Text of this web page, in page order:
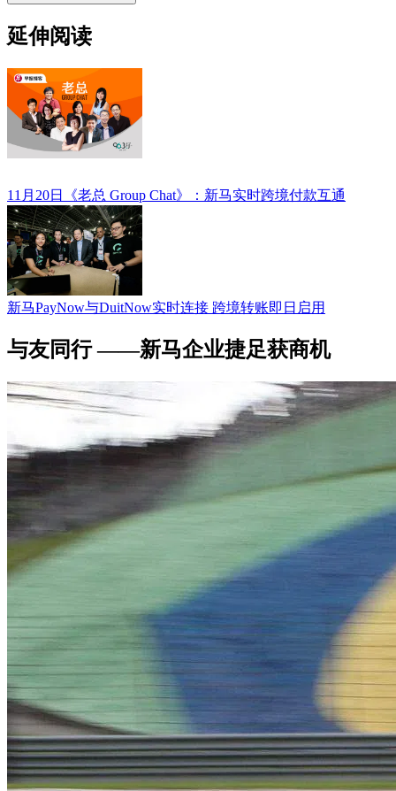
延伸阅读
11月20日《老总 Group Chat》：新马实时跨境付款互通
新马PayNow与DuitNow实时连接 跨境转账即日启用
与友同行 ——新马企业捷足获商机